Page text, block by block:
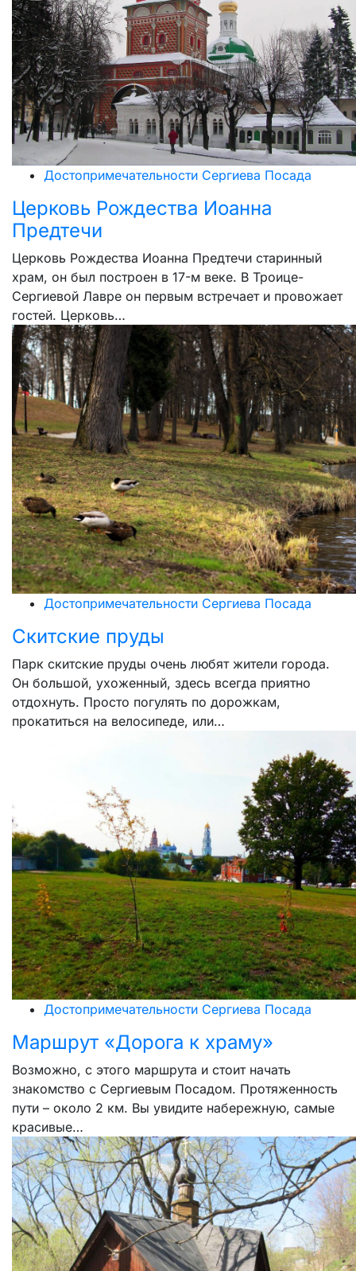
Достопримечательности Сергиева Посада
Церковь Рождества Иоанна
Предтечи
Церковь Рождества Иоанна Предтечи старинный
храм, он был построен в 17-м веке. В Троице-
Сергиевой Лавре он первым встречает и провожает
гостей. Церковь…
Достопримечательности Сергиева Посада
Скитские пруды
Парк скитские пруды очень любят жители города.
Он большой, ухоженный, здесь всегда приятно
отдохнуть. Просто погулять по дорожкам,
прокатиться на велосипеде, или…
Достопримечательности Сергиева Посада
Маршрут «Дорога к храму»
Возможно, с этого маршрута и стоит начать
знакомство с Сергиевым Посадом. Протяженность
пути – около 2 км. Вы увидите набережную, самые
красивые…